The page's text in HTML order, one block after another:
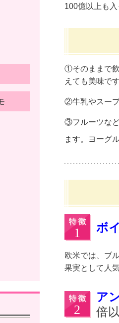
100億以上も
①そのままで
えても美味で
②牛乳やスー
③フルーツな
ます。ヨーグ
ボ
欧米では、ブ
果実として人
ア
倍